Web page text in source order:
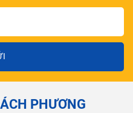
PHƯƠNG